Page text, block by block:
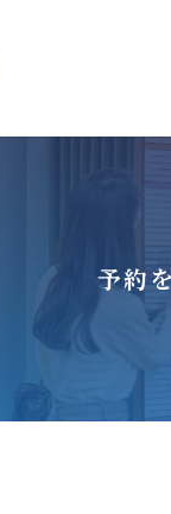
予約